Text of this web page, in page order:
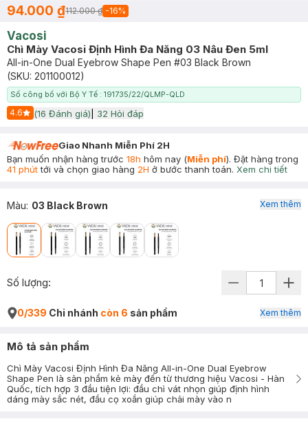
94.000 ₫112.000 ₫ -16%
Vacosi
Chì Mày Vacosi Định Hình Đa Năng 03 Nâu Đen 5ml
All-in-One Dual Eyebrow Shape Pen #03 Black Brown
(SKU: 201100012)
Số công bố với Bộ Y Tế : 191735/22/QLMP-QLD
4.6
Start Icon
(16 Đánh giá) 32 Hỏi đáp
Giao Nhanh Miễn Phí 2H
Bạn muốn nhận hàng trước 18h hôm nay (Miễn phí). Đặt hàng trong
41 phúttới và chọn giao hàng 2H ở bước thanh toán. Xem chi tiết
Màu: 03 Black Brown Xem thêm
Số lượng:
0/339 Chi nhánh còn 6 sản phẩm Xem thêm
Mô tả sản phẩm
Chì Mày Vacosi Định Hình Đa Năng All-in-One Dual Eyebrow
Shape Pen là sản phẩm kẻ mày đến từ thương hiệu Vacosi - Hàn
Quốc, tích hợp 3 đầu tiện lợi: đầu chì vát nhọn giúp định hình
dáng mày sắc nét, đầu cọ xoắn giúp chải mày vào n